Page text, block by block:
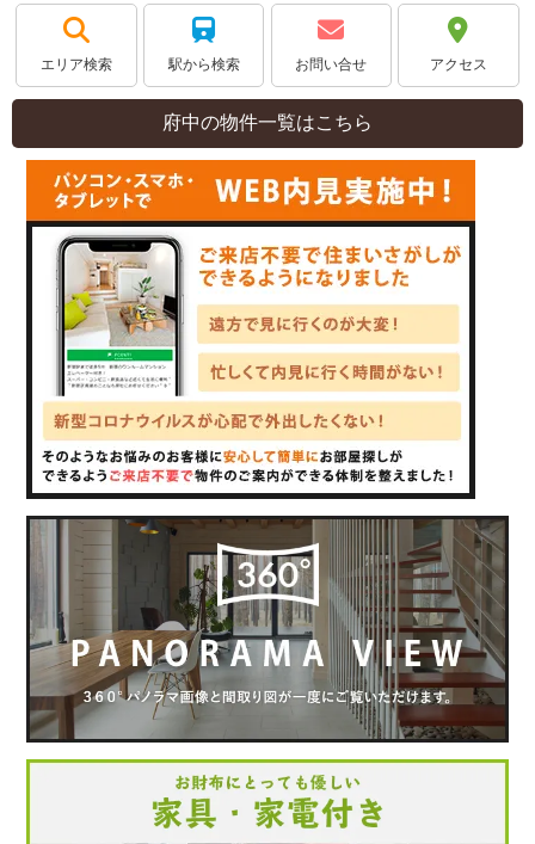
エリア検索 駅から検索 お問い合せ アクセス
府中の物件一覧はこちら